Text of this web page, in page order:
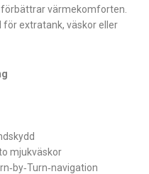
värmekomforten.
för extratank, väskor eller
mjukväskor